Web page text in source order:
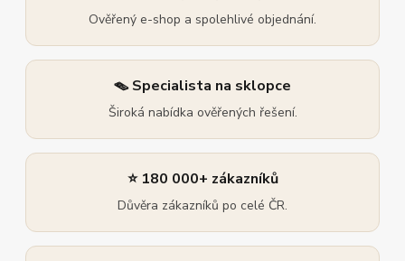
Ověřený e-shop a spolehlivé objednání.
🪤 Specialista na sklopce
Široká nabídka ověřených řešení.
⭐ 180 000+ zákazníků
Důvěra zákazníků po celé ČR.